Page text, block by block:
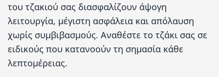
του τζακιού σας διασφαλίζουν άψογη
λειτουργία, μέγιστη ασφάλεια και απόλαυση
χωρίς συμβιβασμούς. Αναθέστε το τζάκι σας σε
ειδικούς που κατανοούν τη σημασία κάθε
λεπτομέρειας.